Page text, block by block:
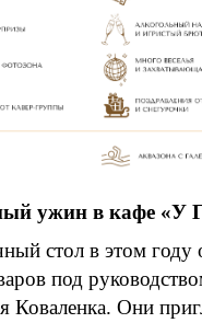
ужин в кафе «У
стол в этом году
под
Коваленка. Они